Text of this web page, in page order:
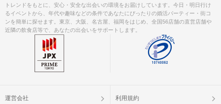
注意事項
にご連絡下さい。参加枠の取消、及び
振替をさせて頂きます。
◯参加人数によってはやむを得ず中止
と判断することもございます。中止の
ご連絡は開始時刻の２時間前までに、
ご登録の連絡先へメッセージ（SMS・
メール）にてお送りします。
主催：縁サポートJin（ 株式会社徳人
トレンドをもとに、安心・安全な出会いの環境をお届けしています。今日・明日行け
るイベントから、年代や趣味などの条件であなたにぴったりの婚活パーティー・街コ
ンを簡単に探せます。東京、大阪、名古屋、福岡をはじめ、全国56店舗の直営店舗や
近隣の飲食店等で、あなたの出会いをサポートします。
運営会社 利用規約